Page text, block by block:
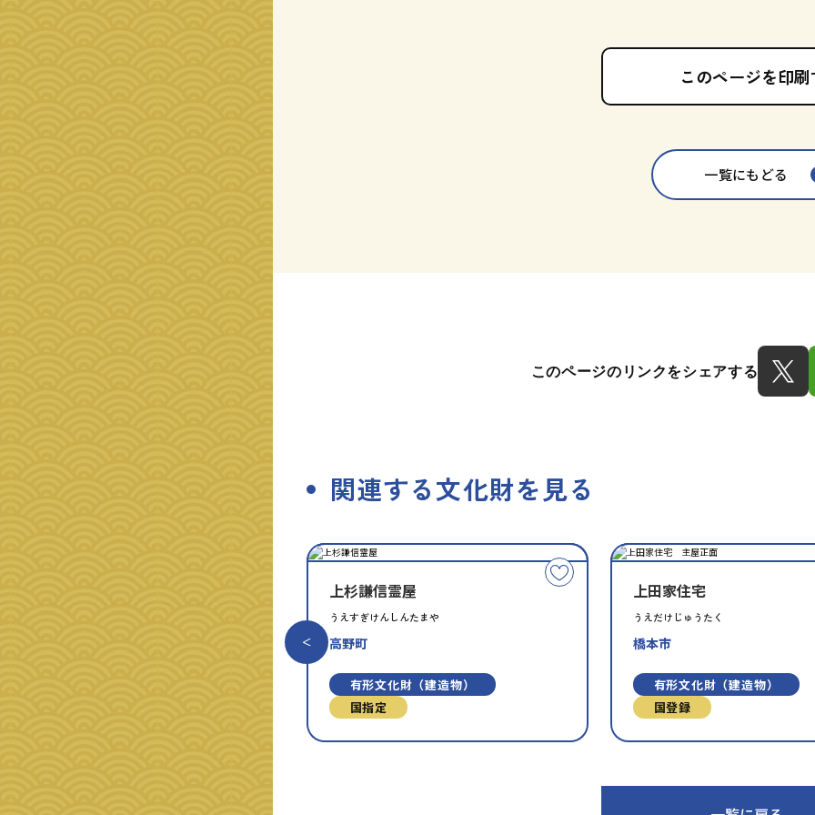
このページを印
一覧にもどる
このページのリンクをシェアする
関連する文化財を見る
こ
の
に
上杉謙信霊屋
うえすぎけんしんたまや
高野町
種
類
有形文化財（建造物）
指
定
国指定
上田家住宅
うえだけじゅうたく
橋本市
種
類
有形文化財（建造物）
指
定
国登録